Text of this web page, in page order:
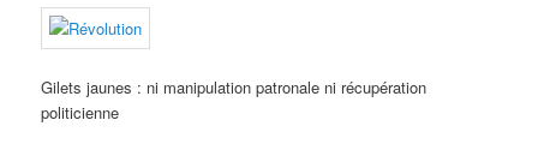
Gilets jaunes : ni manipulation patronale ni récupération
politicienne